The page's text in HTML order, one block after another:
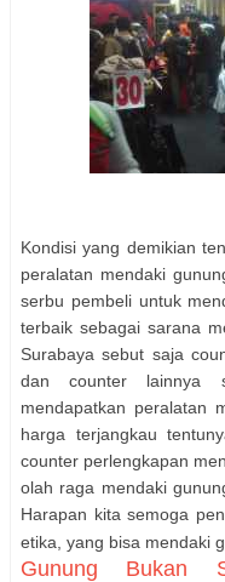
Kondisi yang demikian
peralatan mendaki
serbu pembeli untuk
terbaik sebagai sarana
Surabaya sebut saja
dan counter lainnya
mendapatkan peralatan
harga terjangkau
counter perlengkapan
olah raga mendaki
Harapan kita semoga
etika, yang bisa mendaki
Gunung Bukan